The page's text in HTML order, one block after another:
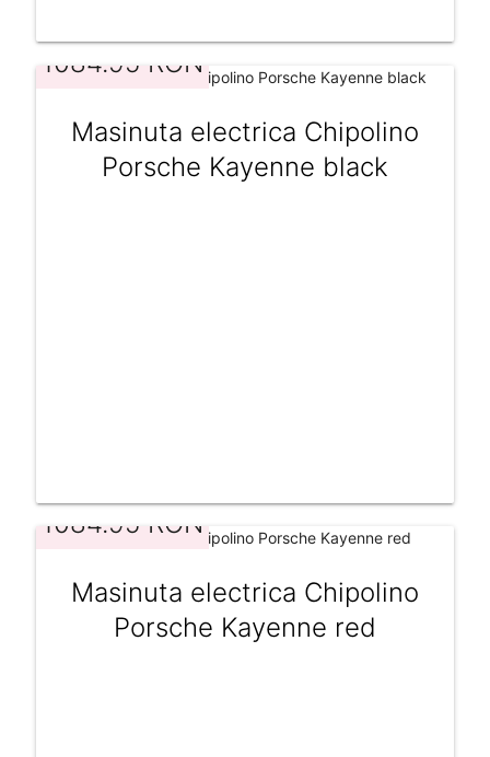
1084.95 RON
Masinuta electrica Chipolino
Porsche Kayenne black
1084.95 RON
Masinuta electrica Chipolino
Porsche Kayenne red